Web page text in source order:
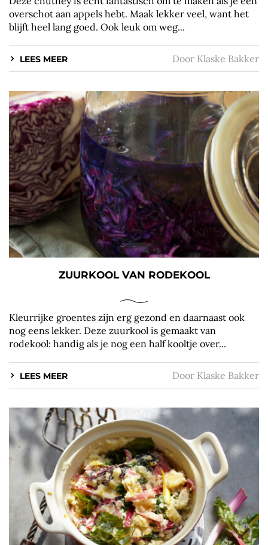
overschot aan appels hebt. Maak lekker veel, want het
blijft heel lang goed. Ook leuk om weg...
LEES MEER Door Klaske Bakker
ZUURKOOL VAN RODEKOOL
Kleurrijke groentes zijn erg gezond en daarnaast ook
nog eens lekker. Deze zuurkool is gemaakt van
rodekool: handig als je nog een half kooltje over...
LEES MEER Door Klaske Bakker